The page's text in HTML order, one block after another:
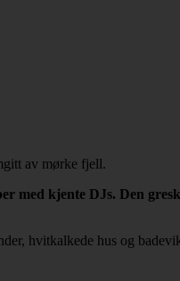
med kjente DJs. Den
hvitkalkede hus og